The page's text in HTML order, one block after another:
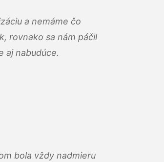
a nemáme čo
rovnako sa nám páčil
aj nabudúce.
bola vždy nadmieru